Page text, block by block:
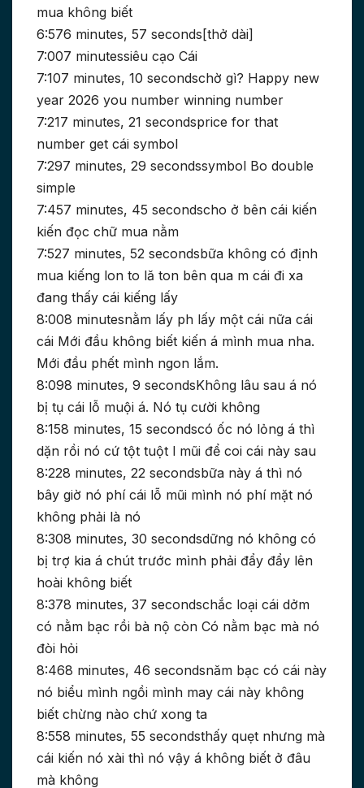
mua không biết
6:576 minutes, 57 seconds[thở dài]
7:007 minutessiêu cạo Cái
7:107 minutes, 10 secondschờ gì? Happy new
year 2026 you number winning number
7:217 minutes, 21 secondsprice for that
number get cái symbol
7:297 minutes, 29 secondssymbol Bo double
simple
7:457 minutes, 45 secondscho ở bên cái kiến
kiến đọc chữ mua nằm
7:527 minutes, 52 secondsbữa không có định
mua kiếng lon to lă ton bên qua m cái đi xa
đang thấy cái kiếng lấy
8:008 minutesnằm lấy ph lấy một cái nữa cái
cái Mới đầu không biết kiến á mình mua nha.
Mới đầu phết mình ngon lắm.
8:098 minutes, 9 secondsKhông lâu sau á nó
bị tụ cái lỗ muội á. Nó tụ cười không
8:158 minutes, 15 secondscó ốc nó lỏng á thì
dặn rồi nó cứ tột tuột l mũi để coi cái này sau
8:228 minutes, 22 secondsbữa này á thì nó
bây giờ nó phí cái lỗ mũi mình nó phí mặt nó
không phải là nó
8:308 minutes, 30 secondsdững nó không có
bị trợ kia á chút trước mình phải đẩy đẩy lên
hoài không biết
8:378 minutes, 37 secondschắc loại cái dởm
có nằm bạc rồi bà nộ còn Có nằm bạc mà nó
đòi hỏi
8:468 minutes, 46 secondsnăm bạc có cái này
nó biểu mình ngồi mình may cái này không
biết chừng nào chứ xong ta
8:558 minutes, 55 secondsthấy quẹt nhưng mà
cái kiến nó xài thì nó vậy á không biết ở đâu
mà không